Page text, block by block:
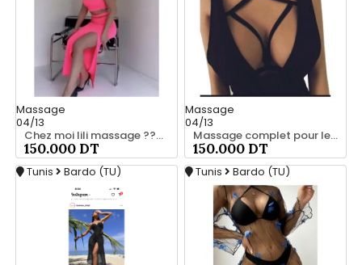
Massage
04/13
Chez moi lili massage ????‍♂️ complet pour les hommes srd à bardo 55066248
150.000 DT
Massage
04/13
Massage complet pour les hommes srd à bardo 20466285
150.000 DT
Tunis Bardo (TU) Tunis Bardo (TU)